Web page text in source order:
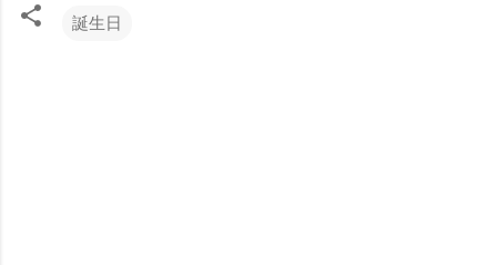
誕生日